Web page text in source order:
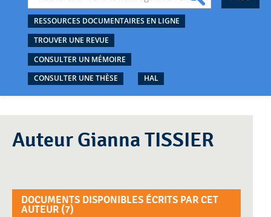
RESSOURCES DOCUMENTAIRES EN LIGNE
TROUVER UNE REVUE
CONSULTER UN MÉMOIRE
CONSULTER UNE THÈSE
HAL
Auteur Gianna TISSIER
DOCUMENTS DISPONIBLES ÉCRITS PAR CET
AUTEUR (7)